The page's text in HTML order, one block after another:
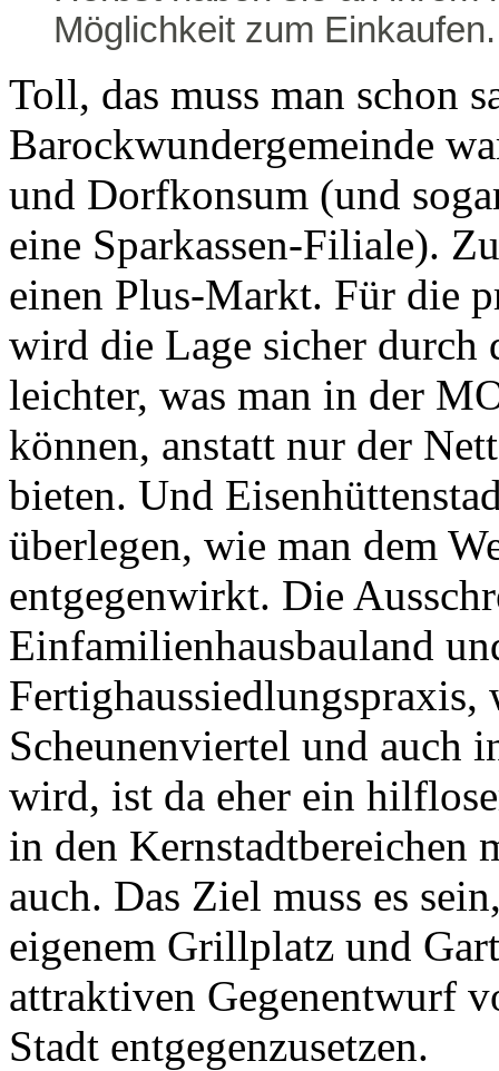
Möglichkeit zum Einkaufen.
Toll, das muss man schon
Barockwundergemeinde
und Dorfkonsum (und
eine Sparkassen-Filiale).
einen Plus-Markt. Für die
wird die Lage sicher durch
leichter, was man in der
können, anstatt nur der
bieten. Und
überlegen, wie man dem
entgegenwirkt. Die
Einfamilienhausbauland
Fertighaussiedlungspraxis,
Scheunenviertel und auch
wird, ist da eher ein
in den Kernstadtbereichen
auch. Das Ziel muss es
eigenem Grillplatz und
attraktiven Gegenentwurf
Stadt entgegenzusetzen.